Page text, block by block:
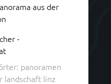
aus der
-
panoramen
landschaft linz